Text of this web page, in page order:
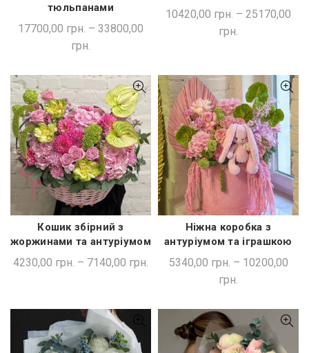
тюльпанами
17700,00 грн. – 33800,00
грн.
10420,00 грн. – 25170,00
грн.
ШВИДКА ПОКУПКА
Кошик збірний з
жоржинами та антуріумом
4230,00 грн. – 7140,00 грн.
ШВИДКА ПОКУПКА
Ніжна коробка з
антуріумом та іграшкою
5340,00 грн. – 10200,00
грн.